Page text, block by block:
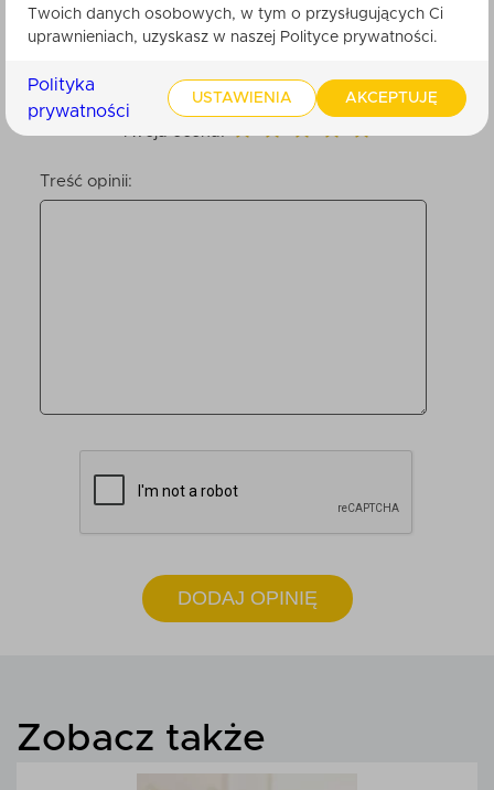
Treść opinii:
DODAJ OPINIĘ
Zobacz także
Twoich danych osobowych, w tym o przysługujących Ci
uprawnieniach, uzyskasz w naszej Polityce prywatności.
Polityka
prywatności
USTAWIENIA AKCEPTUJĘ